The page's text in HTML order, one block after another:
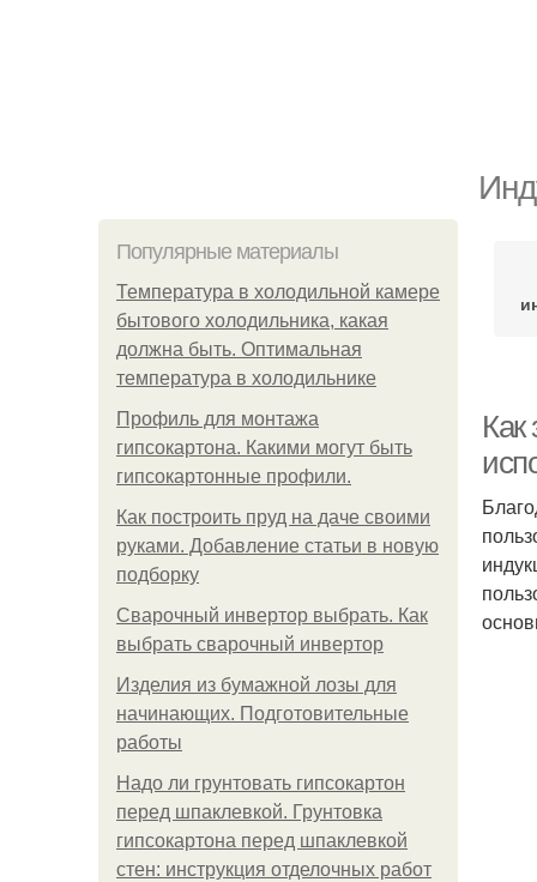
Популярные материалы
Температура в холодильной камере
бытового холодильника, какая
должна быть. Оптимальная
температура в холодильнике
Профиль для монтажа
гипсокартона. Какими могут быть
гипсокартонные профили.
Как построить пруд на даче своими
руками. Добавление статьи в новую
подборку
Сварочный инвертор выбрать. Как
выбрать сварочный инвертор
Изделия из бумажной лозы для
начинающих. Подготовительные
работы
Надо ли грунтовать гипсокартон
перед шпаклевкой. Грунтовка
гипсокартона перед шпаклевкой
стен: инструкция отделочных работ
Как